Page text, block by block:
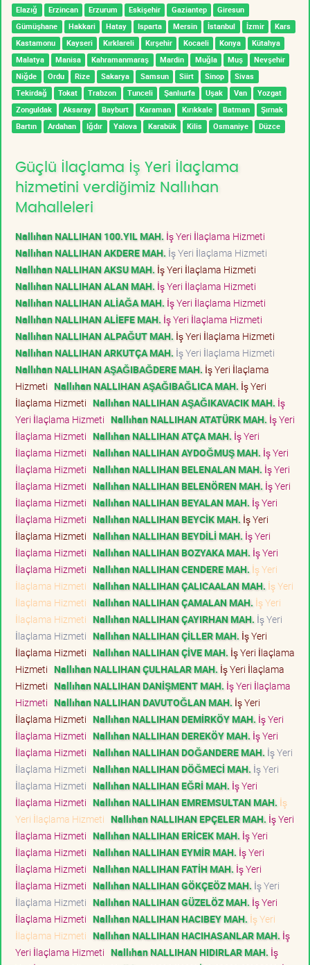
Elazığ Erzincan Erzurum Eskişehir Gaziantep
Giresun
Gümüşhane
Hakkari Hatay Isparta Mersin İstanbul İzmir
Kars
Kastamonu
Kayseri Kırklareli Kırşehir Kocaeli Konya
Kütahya
Malatya
Manisa Kahramanmaraş Mardin Muğla Muş
Nevşehir
Niğde
Ordu Rize Sakarya Samsun Siirt Sinop
Sivas
Tekirdağ
Tokat Trabzon Tunceli Şanlıurfa Uşak Van
Yozgat
Zonguldak
Aksaray Bayburt Karaman Kırıkkale Batman
Şırnak
Bartın
Ardahan Iğdır Yalova Karabük Kilis Osmaniye Düzce
Güçlü İlaçlama İş Yeri İlaçlama
hizmetini verdiğimiz Nallıhan
Mahalleleri
Nallıhan NALLIHAN 100.YIL MAH. İş Yeri İlaçlama Hizmeti
Nallıhan NALLIHAN AKDERE MAH. İş Yeri İlaçlama Hizmeti
Nallıhan NALLIHAN AKSU MAH. İş Yeri İlaçlama Hizmeti
Nallıhan NALLIHAN ALAN MAH. İş Yeri İlaçlama Hizmeti
Nallıhan NALLIHAN ALİAĞA MAH. İş Yeri İlaçlama Hizmeti
Nallıhan NALLIHAN ALİEFE MAH. İş Yeri İlaçlama Hizmeti
Nallıhan NALLIHAN ALPAĞUT MAH. İş Yeri İlaçlama Hizmeti
Nallıhan NALLIHAN ARKUTÇA MAH. İş Yeri İlaçlama Hizmeti
Nallıhan NALLIHAN AŞAĞIBAĞDERE MAH. İş Yeri İlaçlama
Hizmeti Nallıhan NALLIHAN AŞAĞIBAĞLICA MAH. İş Yeri
İlaçlama Hizmeti Nallıhan NALLIHAN AŞAĞIKAVACIK MAH. İş
Yeri İlaçlama Hizmeti Nallıhan NALLIHAN ATATÜRK MAH. İş Yeri
İlaçlama Hizmeti Nallıhan NALLIHAN ATÇA MAH. İş Yeri
İlaçlama Hizmeti Nallıhan NALLIHAN AYDOĞMUŞ MAH. İş Yeri
İlaçlama Hizmeti Nallıhan NALLIHAN BELENALAN MAH. İş Yeri
İlaçlama Hizmeti Nallıhan NALLIHAN BELENÖREN MAH. İş Yeri
İlaçlama Hizmeti Nallıhan NALLIHAN BEYALAN MAH. İş Yeri
İlaçlama Hizmeti Nallıhan NALLIHAN BEYCİK MAH. İş Yeri
İlaçlama Hizmeti Nallıhan NALLIHAN BEYDİLİ MAH. İş Yeri
İlaçlama Hizmeti Nallıhan NALLIHAN BOZYAKA MAH. İş Yeri
İlaçlama Hizmeti Nallıhan NALLIHAN CENDERE MAH. İş Yeri
İlaçlama Hizmeti Nallıhan NALLIHAN ÇALICAALAN MAH. İş Yeri
İlaçlama Hizmeti Nallıhan NALLIHAN ÇAMALAN MAH. İş Yeri
İlaçlama Hizmeti Nallıhan NALLIHAN ÇAYIRHAN MAH. İş Yeri
İlaçlama Hizmeti Nallıhan NALLIHAN ÇİLLER MAH. İş Yeri
İlaçlama Hizmeti Nallıhan NALLIHAN ÇİVE MAH. İş Yeri İlaçlama
Hizmeti Nallıhan NALLIHAN ÇULHALAR MAH. İş Yeri İlaçlama
Hizmeti Nallıhan NALLIHAN DANİŞMENT MAH. İş Yeri İlaçlama
Hizmeti Nallıhan NALLIHAN DAVUTOĞLAN MAH. İş Yeri
İlaçlama Hizmeti Nallıhan NALLIHAN DEMİRKÖY MAH. İş Yeri
İlaçlama Hizmeti Nallıhan NALLIHAN DEREKÖY MAH. İş Yeri
İlaçlama Hizmeti Nallıhan NALLIHAN DOĞANDERE MAH. İş Yeri
İlaçlama Hizmeti Nallıhan NALLIHAN DÖĞMECİ MAH. İş Yeri
İlaçlama Hizmeti Nallıhan NALLIHAN EĞRİ MAH. İş Yeri
İlaçlama Hizmeti Nallıhan NALLIHAN EMREMSULTAN MAH. İş
Yeri İlaçlama Hizmeti Nallıhan NALLIHAN EPÇELER MAH. İş Yeri
İlaçlama Hizmeti Nallıhan NALLIHAN ERİCEK MAH. İş Yeri
İlaçlama Hizmeti Nallıhan NALLIHAN EYMİR MAH. İş Yeri
İlaçlama Hizmeti Nallıhan NALLIHAN FATİH MAH. İş Yeri
İlaçlama Hizmeti Nallıhan NALLIHAN GÖKÇEÖZ MAH. İş Yeri
İlaçlama Hizmeti Nallıhan NALLIHAN GÜZELÖZ MAH. İş Yeri
İlaçlama Hizmeti Nallıhan NALLIHAN HACIBEY MAH. İş Yeri
İlaçlama Hizmeti Nallıhan NALLIHAN HACIHASANLAR MAH. İş
Yeri İlaçlama Hizmeti Nallıhan NALLIHAN HIDIRLAR MAH. İş